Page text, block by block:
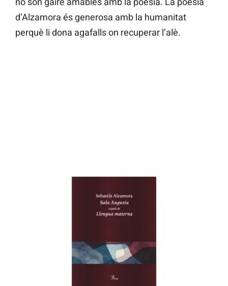
d’Alzamora és generosa amb la humanitat
perquè li dona agafalls on recuperar l’alè.